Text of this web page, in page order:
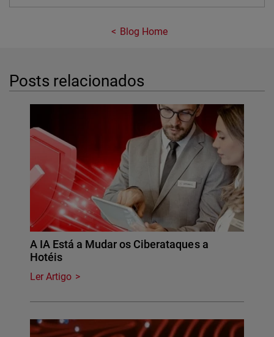
Blog Home
Posts relacionados
A IA Está a Mudar os Ciberataques a
Hotéis
Ler Artigo